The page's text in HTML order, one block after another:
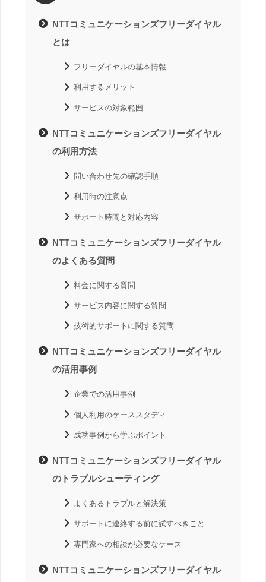
NTTコミュニケーションズフリーダイヤル
とは
フリーダイヤルの基本情報
利用するメリット
サービスの対象範囲
NTTコミュニケーションズフリーダイヤル
の利用方法
問い合わせ先の確認手順
利用時の注意点
サポート時間と対応内容
NTTコミュニケーションズフリーダイヤル
のよくある質問
料金に関する質問
サービス内容に関する質問
技術的サポートに関する質問
NTTコミュニケーションズフリーダイヤル
の活用事例
企業での活用事例
個人利用のケーススタディ
成功事例から学ぶポイント
NTTコミュニケーションズフリーダイヤル
のトラブルシューティング
よくあるトラブルと解決策
サポートに連絡する前に試すべきこと
専門家への相談が必要なケース
NTTコミュニケーションズフリーダイヤル